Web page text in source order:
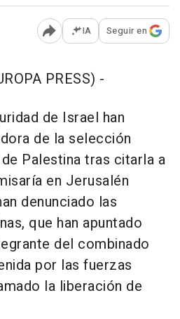
Abrir opciones para
IA Seguir en
PRESS) -
de Israel han
de la selección
Palestina tras citarla a
en Jerusalén
denunciado las
que han apuntado
del combinado
por las fuerzas
la liberación de